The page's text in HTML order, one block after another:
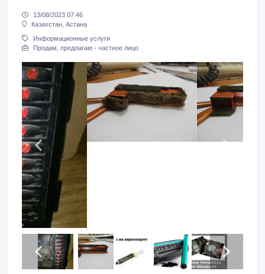
13/08/2023 07:46
Казахстан, Астана
Информационные услуги
Продам, предлагаю - частное лицо